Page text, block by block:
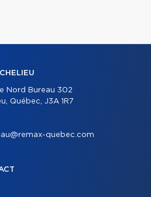
Nord Bureau 302
Québec, J3A 1R7
quebec.com